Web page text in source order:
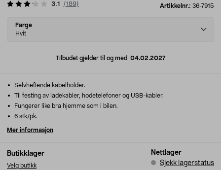
Artikkelnr.: 36-7915
3.1 (189)
Select
variant
Farge
Hvit
Tilbudet gjelder til og med 04.02.2027
Butikklager
Velg butikk
Nettlager
Sjekk lagerstatus
Selvheftende kabelholder.
Til festing av ladekabler, hodetelefoner og USB-kabler.
Fungerer like bra hjemme som i bilen.
6 stk/pk.
Mer informasjon